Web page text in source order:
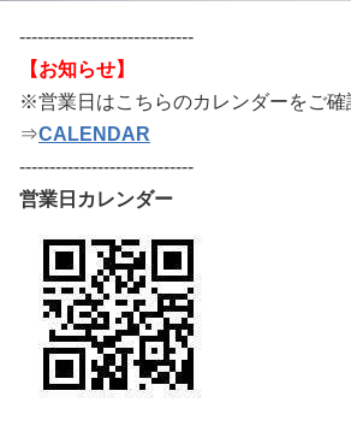
-----------------------------
【お知らせ】
※営業日はこちらのカレンダーをご確
⇒CALENDAR
-----------------------------
営業日カレンダー